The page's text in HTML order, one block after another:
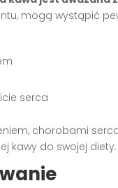
mogą wystąpić
serca
chorobami
kawy do swojej diety.